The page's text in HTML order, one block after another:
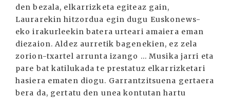
den bezala, elkarrizketa egiteaz gain,
Laurarekin hitzordua egin dugu Euskonews-
eko irakurleekin batera urteari amaiera eman
diezaion. Aldez aurretik bagenekien, ez zela
zorion-txartel arrunta izango ... Musika jarri eta
pare bat katilukada te prestatuz elkarrizketari
hasiera ematen diogu. Garrantzitsuena gertaera
bera da, gertatu den unea kontutan hartu